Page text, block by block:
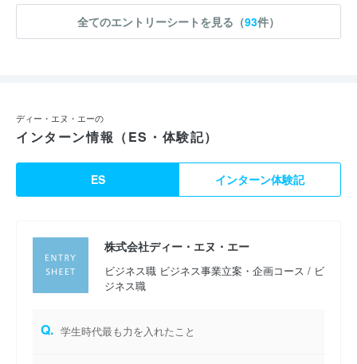
全てのエントリーシートを見る（93件）
ディー・エヌ・エーの
インターン情報（ES・体験記）
ES インターン体験記
株式会社ディー・エヌ・エー
ビジネス職 ビジネス事業立案・企画コース / ビ
ジネス職
Q. 学生時代最も力を入れたこと